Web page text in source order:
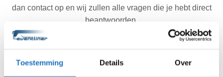
Toestemming Details Over
dan contact op en wij zullen alle vragen die je hebt direct
beantwoorden.
Akkoord met de offerte? Wij doen de rest.